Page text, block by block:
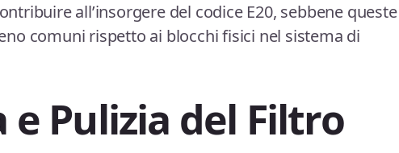
all’insorgere del codice E20, sebbene queste
comuni rispetto ai blocchi fisici nel sistema di
e Pulizia del Filtro